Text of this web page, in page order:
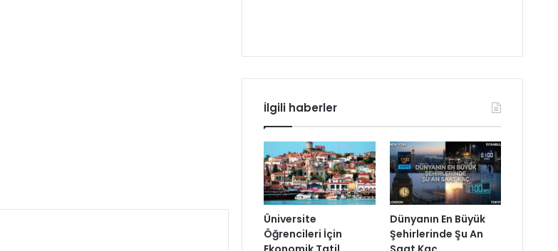
İlgili haberler
Üniversite
Öğrencileri İçin
Dünyanın En Büyük
Şehirlerinde Şu An